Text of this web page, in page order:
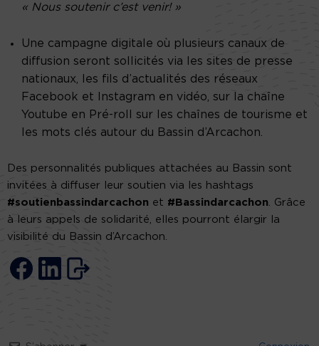
« Nous soutenir c’est venir! »
Une campagne digitale où plusieurs canaux de
diffusion seront sollicités via les sites de presse
nationaux, les fils d’actualités des réseaux
Facebook et Instagram en vidéo, sur la chaîne
Youtube en Pré-roll sur les chaînes de tourisme et
les mots clés autour du Bassin d’Arcachon.
Des personnalités publiques attachées au Bassin sont
invitées à diffuser leur soutien via les hashtags
#soutienbassindarcachon et #Bassindarcachon . Grâce
à leurs appels de solidarité, elles pourront élargir la
visibilité du Bassin d’Arcachon.